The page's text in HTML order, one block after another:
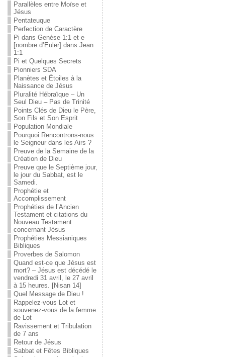
Parallèles entre Moïse et
Jésus
Pentateuque
Perfection de Caractère
Pi dans Genèse 1:1 et e
[nombre d’Euler] dans Jean
1:1
Pi et Quelques Secrets
Pionniers SDA
Planètes et Étoiles à la
Naissance de Jésus
Pluralité Hébraïque – Un
Seul Dieu – Pas de Trinité
Points Clés de Dieu le Père,
Son Fils et Son Esprit
Population Mondiale
Pourquoi Rencontrons-nous
le Seigneur dans les Airs ?
Preuve de la Semaine de la
Création de Dieu
Preuve que le Septième jour,
le jour du Sabbat, est le
Samedi.
Prophétie et
Accomplissement
Prophéties de l’Ancien
Testament et citations du
Nouveau Testament
concernant Jésus
Prophéties Messianiques
Bibliques
Proverbes de Salomon
Quand est-ce que Jésus est
mort? – Jésus est décédé le
vendredi 31 avril, le 27 avril
à 15 heures. [Nisan 14]
Quel Message de Dieu !
Rappelez-vous Lot et
souvenez-vous de la femme
de Lot
Ravissement et Tribulation
de 7 ans
Retour de Jésus
Sabbat et Fêtes Bibliques